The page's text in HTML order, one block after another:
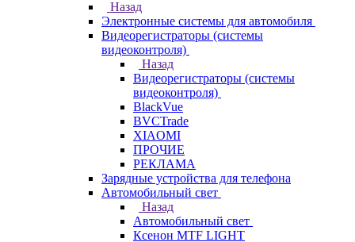
Назад
Электронные системы для автомобиля
Видеорегистраторы (системы
видеоконтроля)
Назад
Видеорегистраторы (системы
видеоконтроля)
BlackVue
BVCTrade
XIAOMI
ПРОЧИЕ
РЕКЛАМА
Зарядные устройства для телефона
Автомобильный свет
Назад
Автомобильный свет
Ксенон MTF LIGHT